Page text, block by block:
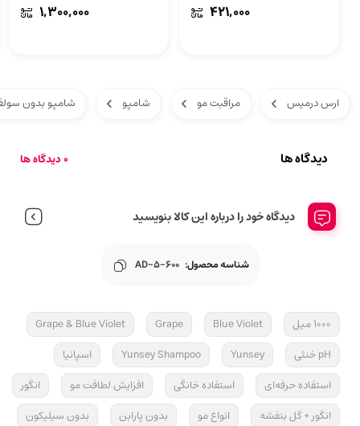
۴۲۱,۰۰۰ ۱,۳۰۰,۰۰۰
ارس درمیس مراقبت مو شامپو شامپو بدون
دیدگاه ها 0 دیدگاه ها
دیدگاه خود را درباره این کالا بنویسید
شناسه محصول: AD-5-600
1000 میل Blue Violet
Grape
Grape & Blue Violet
pH خنثی
Yunsey
Yunsey Shampoo
اسپانیا
استفاده حرفه‌ای
استفاده خانگی افزایش لطافت مو
انگور
انگور + گل بنفشه
انواع مو بدون پارابن
بدون سیلیکون